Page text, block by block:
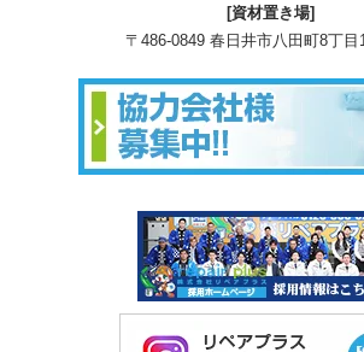
[資材置き場]
〒486-0849 春日井市八田町8丁目